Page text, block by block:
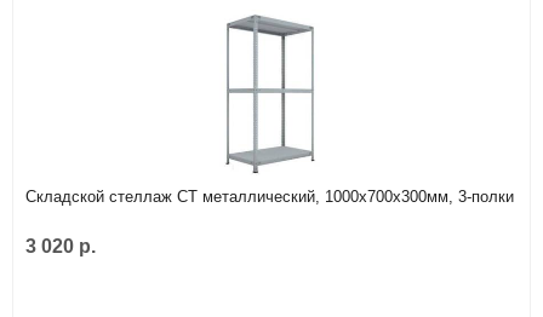
Складской стеллаж СТ металлический, 1000х700х300мм, 3-полки
3 020 р.